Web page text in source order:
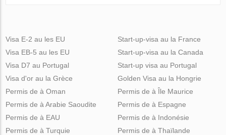
Visa E-2 au les EU
Visa EB-5 au les EU
Visa D7 au Portugal
Visa d'or au la Grèce
Start-up-visa au la France
Start-up-visa au la Canada
Start-up visa au Portugal
Golden Visa au la Hongrie
Permis de à Oman
Permis de à Arabie Saoudite
Permis de à EAU
Permis de à Turquie
Permis de à Île Maurice
Permis de à Espagne
Permis de à Indonésie
Permis de à Thaïlande